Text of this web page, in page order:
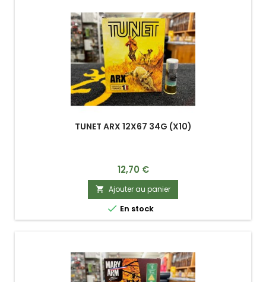
TUNET ARX 12X67 34G (X10)
Prix
12,70 €
 Ajouter au panier
 En stock